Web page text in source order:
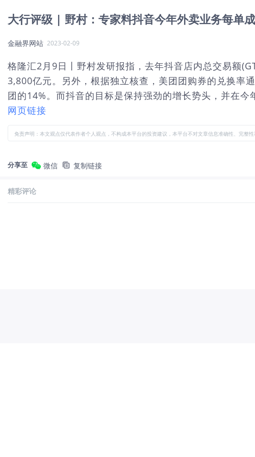
大行评级 | 野村：专家料抖音今年外卖业务每单
金融界网站 2023-02-09
格隆汇2月9日丨野村发研报指，去年抖音店内总交易额
3,800亿元。另外，根据独立核查，美团团购券的兑换率
团的14%。而抖音的目标是保持强劲的增长势头，并
网页链接
免责声明：本文观点仅代表作者个人观点，不构成本平台的投资建议，本平台不对文章信息准确性、完整
分享至 微信 复制链接
精彩评论